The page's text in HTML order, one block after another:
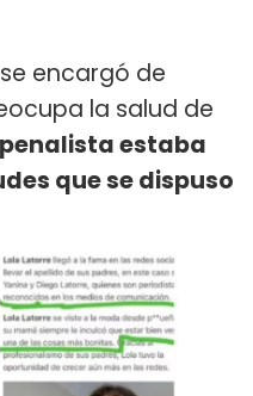
encargó de
la salud de
estaba
que se dispuso